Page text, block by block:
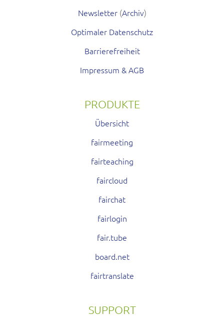
Newsletter(Archiv)
Optimaler Datenschutz
Barrierefreiheit
Impressum & AGB
PRODUKTE
Übersicht
fairmeeting
fairteaching
faircloud
fairchat
fairlogin
fair.tube
board.net
fairtranslate
SUPPORT